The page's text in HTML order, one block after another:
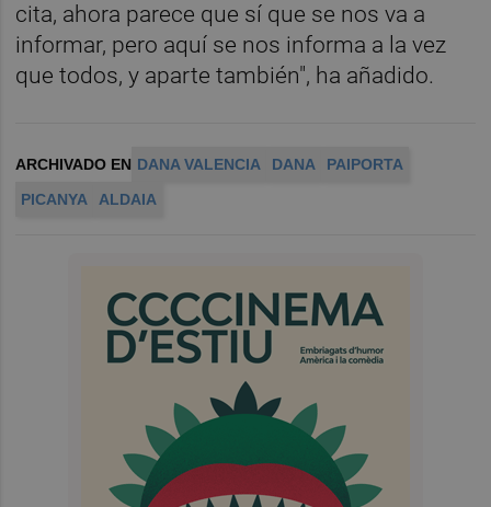
cita, ahora parece que sí que se nos va a
informar, pero aquí se nos informa a la vez
que todos, y aparte también", ha añadido.
ARCHIVADO EN DANA VALENCIA DANA
PAIPORTA
PICANYA
ALDAIA